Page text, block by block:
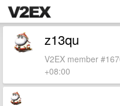
z13qu
V2EX member
+08:00